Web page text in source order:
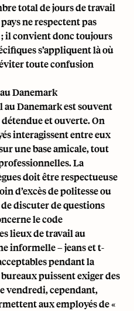
total de jours de travail
ne respectent pas
; il convient donc toujours
s’appliquent là où
toute confusion
Danemark
Danemark est souvent
et ouverte. On
interagissent entre eux
une base amicale, tout
La
doit être respectueuse
d’excès de politesse ou
discuter de questions
le code
lieux de travail au
informelle – jeans et t-
pendant la
puissent exiger des
vendredi, cependant,
aux employés de «